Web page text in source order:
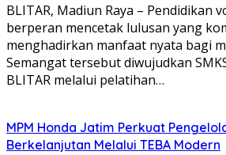
BLITAR, Madiun Raya – Pendidikan
berperan mencetak lulusan yang
menghadirkan manfaat nyata bagi
Semangat tersebut diwujudkan
BLITAR melalui pelatihan…
MPM Honda Jatim Perkuat
Berkelanjutan Melalui TEBA Modern